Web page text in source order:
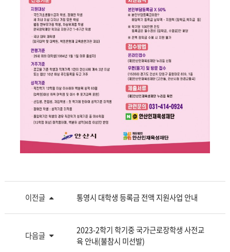
이전글 통영시 대학생 등록금 전액 지원사업 안내
다음글
2023-2학기 학기중 국가근로장학생 사전교
육 안내(불참시 미선발)